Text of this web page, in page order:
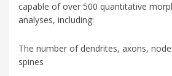
capable of over 500 quantitative
analyses, including:
The number of dendrites, axons,
spines